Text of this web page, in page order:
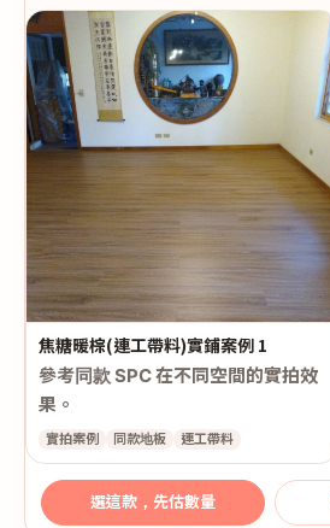
焦糖暖棕(連工帶料)實鋪案例 1
參考同款 SPC 在不同空間的實拍效
果。
實拍案例 同款地板 連工帶料
選這款，先估數量